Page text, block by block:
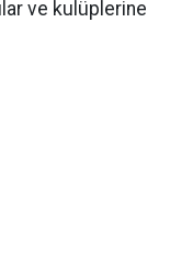
ve kulüplerine